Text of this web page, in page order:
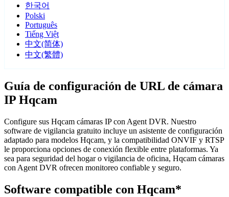
한국어
Polski
Português
Tiếng Việt
中文(简体)
中文(繁體)
Guía de configuración de URL de cámara
IP Hqcam
Configure sus Hqcam cámaras IP con Agent DVR. Nuestro
software de vigilancia gratuito incluye un asistente de configuración
adaptado para modelos Hqcam, y la compatibilidad ONVIF y RTSP
le proporciona opciones de conexión flexible entre plataformas. Ya
sea para seguridad del hogar o vigilancia de oficina, Hqcam cámaras
con Agent DVR ofrecen monitoreo confiable y seguro.
Software compatible con Hqcam*